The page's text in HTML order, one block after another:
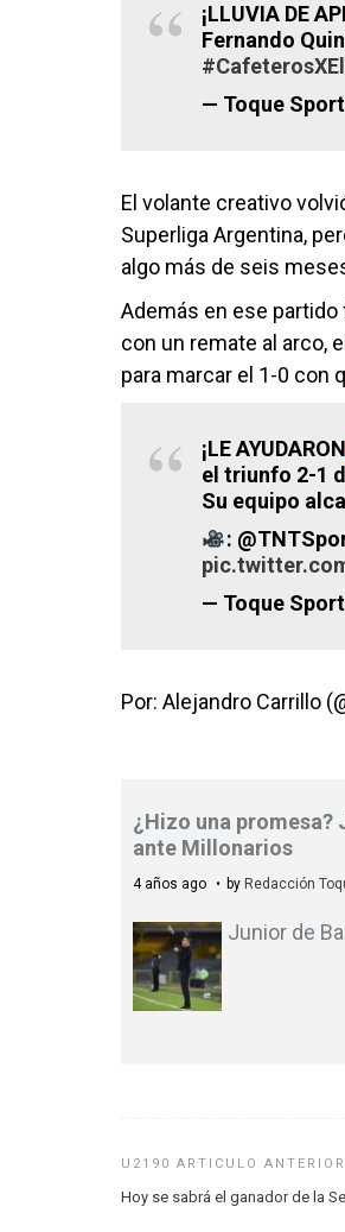
¡LLUVIA DE
Fernando
— Toque
El volante creativo
Superliga Argentina,
algo más de seis
Además en ese
con un remate al arco,
para marcar el 1-0 con
¡LE AYUDARON
el triunfo 2-1
Su equipo
:
— Toque
Por: Alejandro Carrillo
¿Hizo una promesa?
ante Millonarios
4 años ago by Redacción
Junior de
Hoy se sabrá el ganador de la